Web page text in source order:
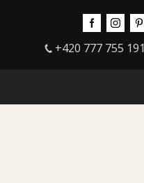
+420 777 755 191